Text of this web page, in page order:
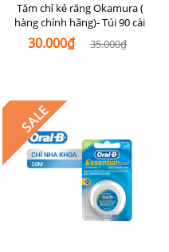
Tăm chỉ kẻ răng Okamura (
hàng chính hãng)- Túi 90 cái
30.000₫ 35.000₫
SALE